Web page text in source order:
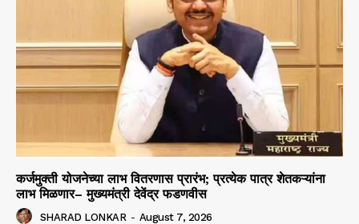
कर्जमुक्ती योजनेच्या लाभ वितरणास प्रारंभ; प्रत्येक पात्र शेतकऱ्यांना
लाभ मिळणार– मुख्यमंत्री देवेंद्र फडणवीस
SHARAD LONKAR - August 7, 2026